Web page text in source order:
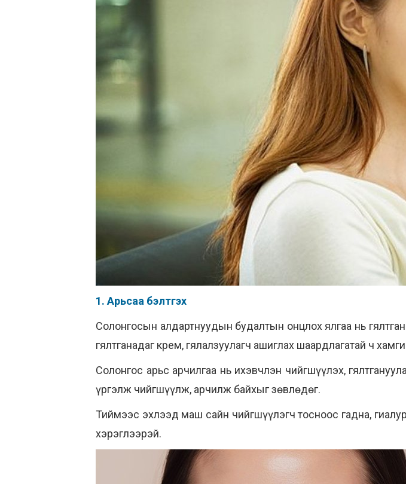
1. Арьсаа бэлтгэх
Солонгосын алдартнуудын будалтын онцлох ялгаа нь
гялтганадаг крем, гялалзуулагч ашиглах шаардлагатай ч
Солонгос арьс арчилгаа нь ихэвчлэн чийгшүүлэх,
үргэлж чийгшүүлж, арчилж байхыг зөвлөдөг.
Тиймээс эхлээд маш сайн чийгшүүлэгч тосноос гадна,
хэрэглээрэй.